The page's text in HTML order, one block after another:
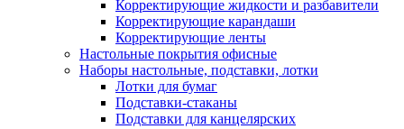
Корректирующие жидкости и разбавители
Корректирующие карандаши
Корректирующие ленты
Настольные покрытия офисные
Наборы настольные, подставки, лотки
Лотки для бумаг
Подставки-стаканы
Подставки для канцелярских